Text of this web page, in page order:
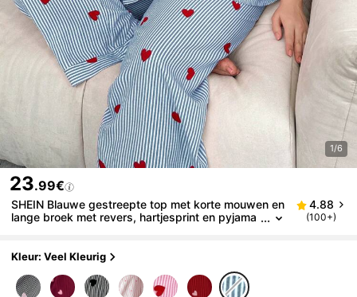
1/6
23.99€
SHEIN Blauwe gestreepte top met korte mouwen en
lange broek met revers, hartjesprint en pyjama
4.88
(100+)
Kleur: Veel Kleurig